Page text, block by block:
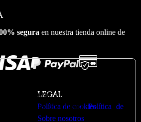
segura en nuestra tienda online de
LEGAL
Política de cookies
Sobre nosotros
optimizar nuestro sitio web y
ver más en nuestraPolítica de